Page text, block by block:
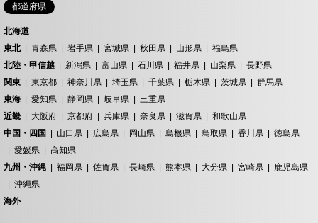
都道府県
北海道
東北
青森県 岩手県 宮城県 秋田県 山形県
福島県
北陸・甲信越
新潟県 富山県 石川県 福井県 山梨県
長野県
関東
東京都 神奈川県 埼玉県 千葉県 栃木県 茨城県
群馬県
東海
愛知県 静岡県 岐阜県
三重県
近畿
大阪府 京都府 兵庫県 奈良県 滋賀県
和歌山県
中国・四国
山口県 広島県 岡山県 島根県 鳥取県 香川県
徳島県
愛媛県
高知県
九州・沖縄
福岡県 佐賀県 長崎県 熊本県 大分県 宮崎県
鹿児島県
沖縄県
海外